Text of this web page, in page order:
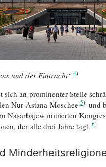
und der Eintracht“ 4
sich an prominenter Stelle
Nur-Astana-Moschee 5
und
Nasarbajew initiierten
der alle drei Jahre tagt. 6